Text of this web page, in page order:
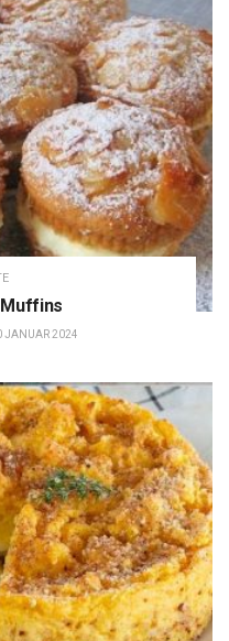
JANUAR 2024